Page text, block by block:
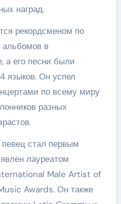
наград.
рекордсменом по
альбомов в
а его песни были
языков. Он успел
по всему миру
разных
стал первым
лауреатом
Male Artist of
Awards. Он также